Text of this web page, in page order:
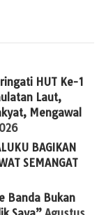
HUT Ke-1
Laut,
Mengawal
BAGIKAN
SEMANGAT
Banda Bukan